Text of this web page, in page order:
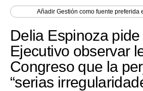
Economía
Mercados
Perú
AñadirGestión como fuente preferida
Delia Espinoza pide
Ejecutivo observar
Congreso que la
“serias